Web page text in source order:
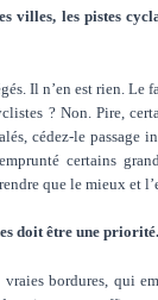
villes, les pistes
Il n’en est rien.
? Non. Pire,
cédez-le passage
certains
que le mieux et
doit être une priorité.
bordures, qui